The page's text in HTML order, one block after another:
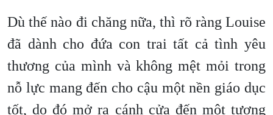
Dù thế nào đi chăng nữa, thì rõ ràng Louise
đã dành cho đứa con trai tất cả tình yêu
thương của mình và không mệt mỏi trong
nỗ lực mang đến cho cậu một nền giáo dục
tốt, do đó mở ra cánh cửa đến một tương